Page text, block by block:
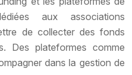
aux associations
de collecter des fonds
Des plateformes comme
dans la gestion de